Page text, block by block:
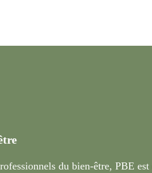
du bien-être, PBE est